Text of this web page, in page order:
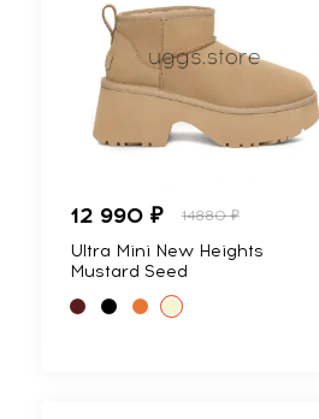
12 990 ₽ 14880 ₽
Ultra Mini New Heights
Mustard Seed